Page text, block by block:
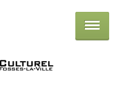
Centre culturel de Fosses-la-Ville